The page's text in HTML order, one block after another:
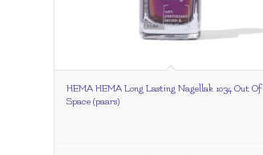
HEMA HEMA Long Lasting Nagellak 1034 Out Of
Space (paars)